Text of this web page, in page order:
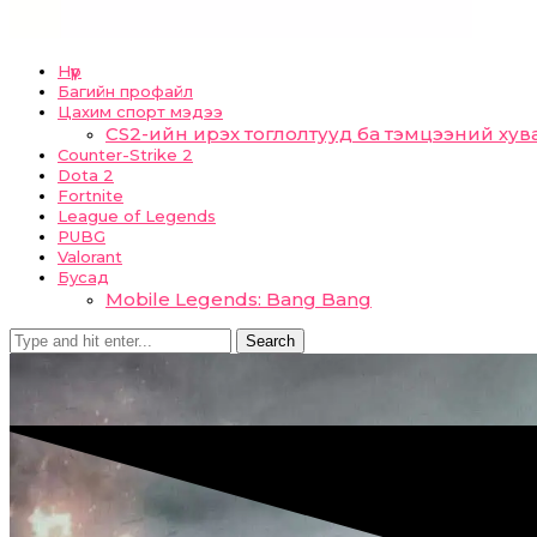
Нүүр
Багийн профайл
Цахим спорт мэдээ
CS2-ийн ирэх тоглолтууд ба тэмцээний
Counter-Strike 2
Dota 2
Fortnite
League of Legends
PUBG
Valorant
Бусад
Mobile Legends: Bang Bang
Search